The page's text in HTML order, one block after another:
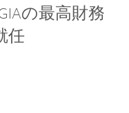
の最高財務
任